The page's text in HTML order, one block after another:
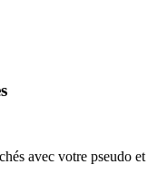
avec votre pseudo et